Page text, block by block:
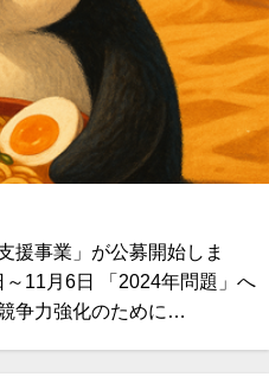
援事業」が公募開始しま
11月6日 「2024年問題」へ
争力強化のために…